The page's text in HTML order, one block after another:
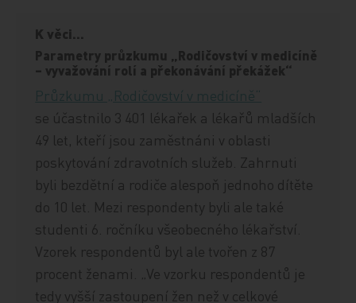
K věci...
Parametry průzkumu „Rodičovství v medicíně
– vyvažování rolí a překonávání překážek“
Průzkumu „Rodičovství v medicíně“
se účastnilo 3 401 lékařek a lékařů mladších
49 let, kteří jsou zaměstnáni v oblasti
poskytování zdravotních služeb. Zahrnuti
byli bezdětní a rodiče alespoň jednoho dítěte
do 10 let. Mezi respondenty byli ale také
studenti 6. ročníku všeobecného lékařství.
Vzorek respondentů byl ale tvořen z 87
procent ženami. „Ve vzorku respondentů je
tedy vyšší zastoupení žen než v celkové